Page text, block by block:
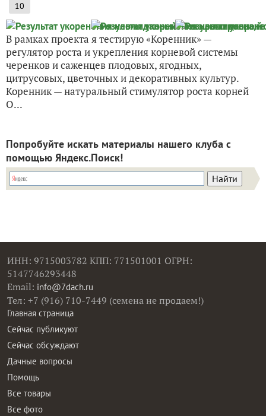
10
В рамках проекта я тестирую «Коренник» —
регулятор роста и укрепления корневой системы
черенков и саженцев плодовых, ягодных,
цитрусовых, цветочных и декоративных культур.
Коренник — натуральный стимулятор роста корней
О...
Попробуйте искать материалы нашего клуба с
помощью Яндекс.Поиск!
ИНН: 9715003782 КПП: 771501001 ОГРН:
5147746293448
Email: info@7dach.ru
Тел: +7 (916) 710-7449 (семена не продаем!)
Главная страница
Сейчас публикуют
Сейчас обсуждают
Дачные вопросы
Помощь
Все товары
Все фото